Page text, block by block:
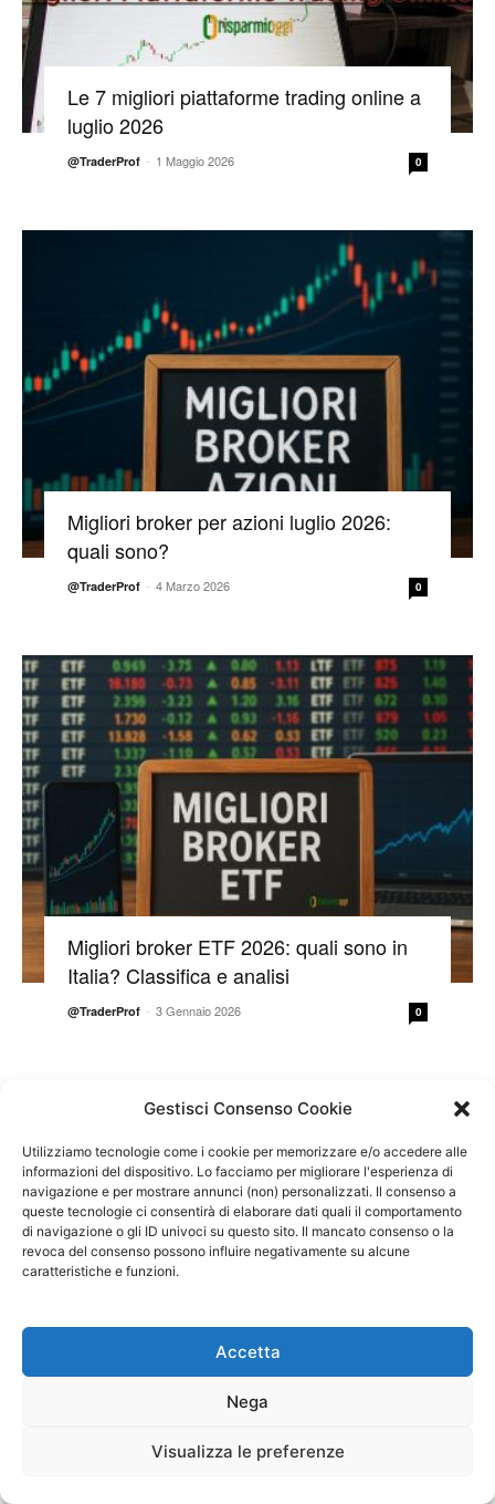
Gestisci Consenso Cookie
Utilizziamo tecnologie come i cookie per memorizzare e/o accedere alle
informazioni del dispositivo. Lo facciamo per migliorare l'esperienza di
navigazione e per mostrare annunci (non) personalizzati. Il consenso a
queste tecnologie ci consentirà di elaborare dati quali il comportamento
di navigazione o gli ID univoci su questo sito. Il mancato consenso o la
revoca del consenso possono influire negativamente su alcune
caratteristiche e funzioni.
Accetta
Nega
Visualizza le preferenze
Le 7 migliori piattaforme trading online a
luglio 2026
@TraderProf - 1 Maggio 2026 0
Migliori broker per azioni luglio 2026:
quali sono?
@TraderProf - 4 Marzo 2026 0
Migliori broker ETF 2026: quali sono in
Italia? Classifica e analisi
@TraderProf - 3 Gennaio 2026 0
Migliori broker per forex del 2026 in Italia